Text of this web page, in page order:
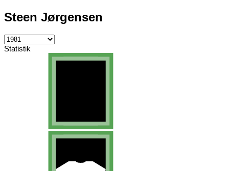
Steen Jørgensen
Statistik